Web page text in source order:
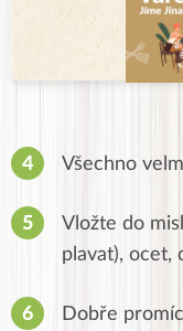
Všechno
Vložte do
plavat), ocet,
Dobře